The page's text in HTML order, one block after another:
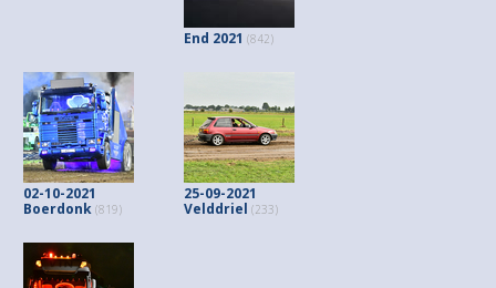
End 2021 (842)
02-10-2021
Boerdonk (819)
25-09-2021
Velddriel (233)